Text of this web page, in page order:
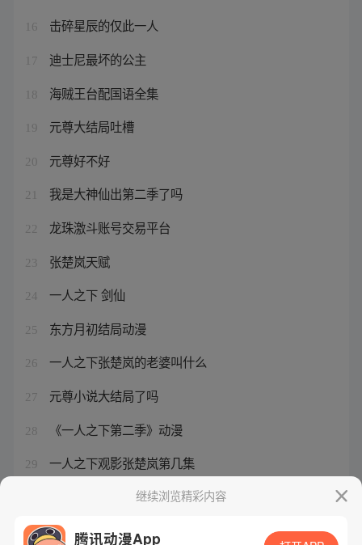
16 击碎星辰的仅此一人
17 迪士尼最坏的公主
18 海贼王台配国语全集
19 元尊大结局吐槽
20 元尊好不好
21 我是大神仙出第二季了吗
22 龙珠激斗账号交易平台
23 张楚岚天赋
24 一人之下 剑仙
25 东方月初结局动漫
26 一人之下张楚岚的老婆叫什么
27 元尊小说大结局了吗
28 《一人之下第二季》动漫
29 一人之下观影张楚岚第几集
继续浏览精彩内容
腾讯动漫App